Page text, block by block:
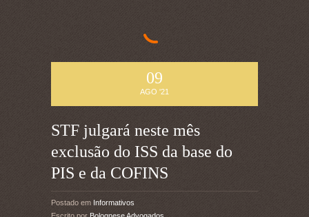
09
AGO '21
STF julgará neste mês
exclusão do ISS da base do
PIS e da COFINS
Postado em Informativos